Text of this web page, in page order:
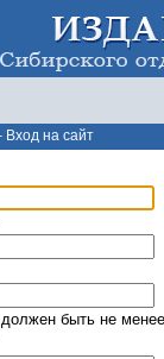
Вход на сайт
быть не